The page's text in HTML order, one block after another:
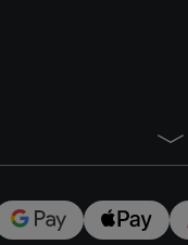
Lidl Plus, możemy
wymienionych
następnie
użytkownika w
my i jeden z innych
Użytkownik upoważnia
usługach Lidl. Utiq